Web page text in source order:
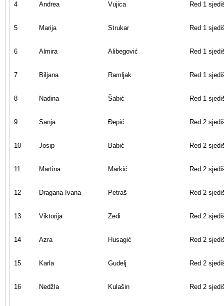
4 Andrea Vujica Red 1
5 Marija Strukar Red 1
6 Almira Alibegović Red 1
7 Biljana Ramljak Red 1
8 Nadina Šabić Red 1
9 Sanja Đepić Red 2
10 Josip Babić Red 2
11 Martina Markić Red 2
12 Dragana Ivana Petraš Red 2
13 Viktorija Zedi Red 2
14 Azra Husagić Red 2
15 Karla Gudelj Red 2
16 Nedžla Kulašin Red 2